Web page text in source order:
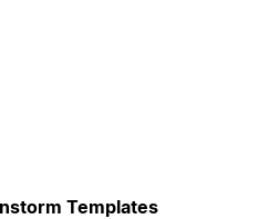
Templates